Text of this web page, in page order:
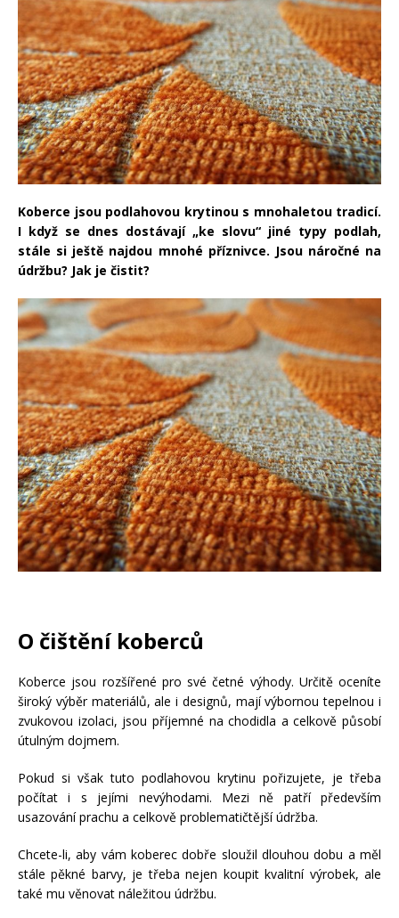
Koberce jsou podlahovou krytinou s mnohaletou tradicí.
I když se dnes dostávají „ke slovu“ jiné typy podlah,
stále si ještě najdou mnohé příznivce. Jsou náročné na
údržbu? Jak je čistit?
O čištění koberců
Koberce jsou rozšířené pro své četné výhody. Určitě oceníte
široký výběr materiálů, ale i designů, mají výbornou tepelnou i
zvukovou izolaci, jsou příjemné na chodidla a celkově působí
útulným dojmem.
Pokud si však tuto podlahovou krytinu pořizujete, je třeba
počítat i s jejími nevýhodami. Mezi ně patří především
usazování prachu a celkově problematičtější údržba.
Chcete-li, aby vám koberec dobře sloužil dlouhou dobu a měl
stále pěkné barvy, je třeba nejen koupit kvalitní výrobek, ale
také mu věnovat náležitou údržbu.